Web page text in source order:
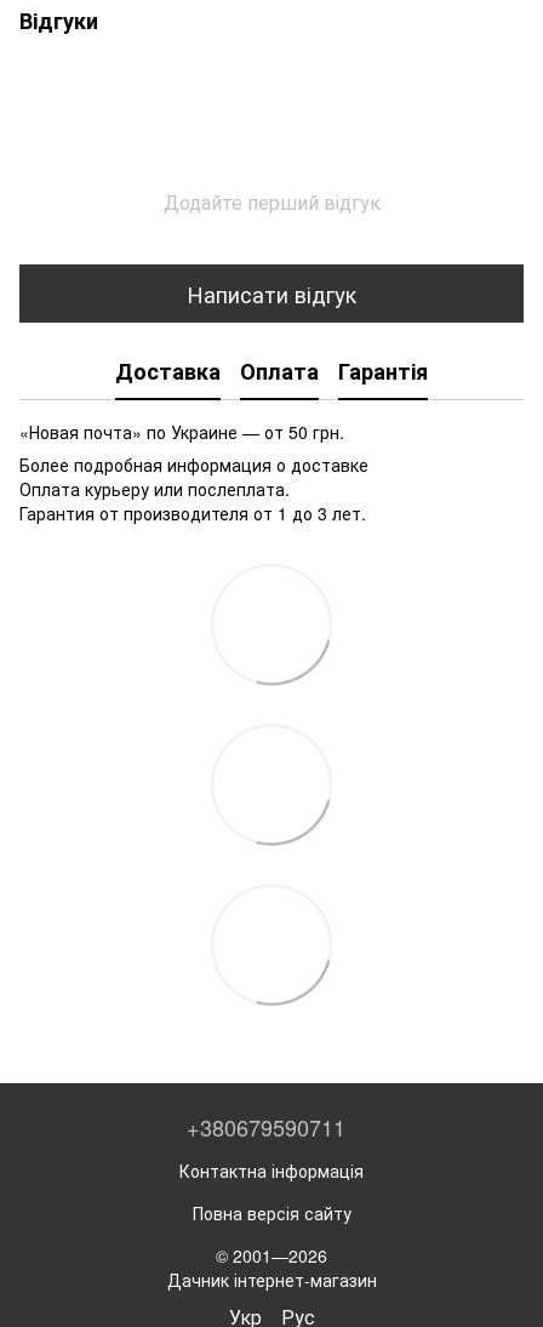
Відгуки
Додайте перший відгук
Написати відгук
Доставка Оплата Гарантія
«Новая почта» по Украине — от 50 грн.
Более подробная информация о доставке
Оплата курьеру или послеплата.
Гарантия от производителя от 1 до 3 лет.
+380679590711
Контактна інформація
Повна версія сайту
© 2001—2026
Дачник інтернет-магазин
Укр Рус